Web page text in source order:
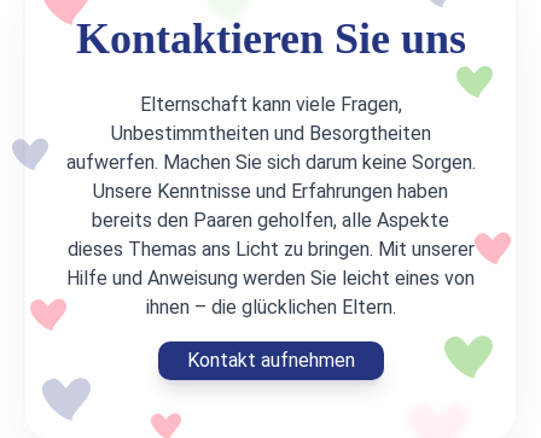
Kontaktieren Sie uns
Elternschaft kann viele Fragen,
Unbestimmtheiten und Besorgtheiten
aufwerfen. Machen Sie sich darum keine Sorgen.
Unsere Kenntnisse und Erfahrungen haben
bereits den Paaren geholfen, alle Aspekte
dieses Themas ans Licht zu bringen. Mit unserer
Hilfe und Anweisung werden Sie leicht eines von
ihnen – die glücklichen Eltern.
Kontakt aufnehmen